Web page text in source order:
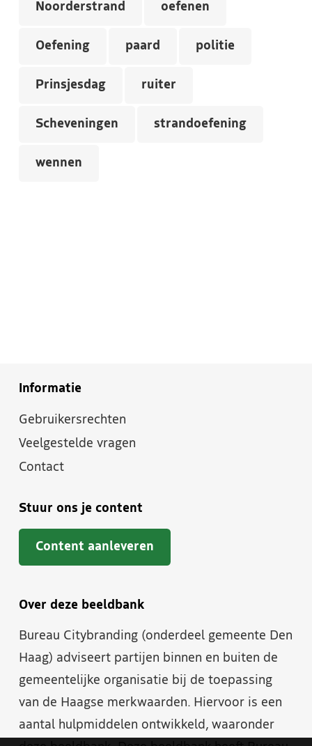
Noorderstrand oefenen
Oefening paard politie
Prinsjesdag ruiter
Scheveningen strandoefening
wennen
Informatie
Gebruikersrechten
Veelgestelde vragen
Contact
Stuur ons je content
Content aanleveren
Over deze beeldbank
Bureau Citybranding (onderdeel gemeente Den
Haag) adviseert partijen binnen en buiten de
gemeentelijke organisatie bij de toepassing
van de Haagse merkwaarden. Hiervoor is een
aantal hulpmiddelen ontwikkeld, waaronder